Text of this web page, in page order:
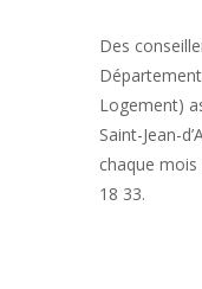
Des
Logement)
Saint-Jean-
chaque
18 33.